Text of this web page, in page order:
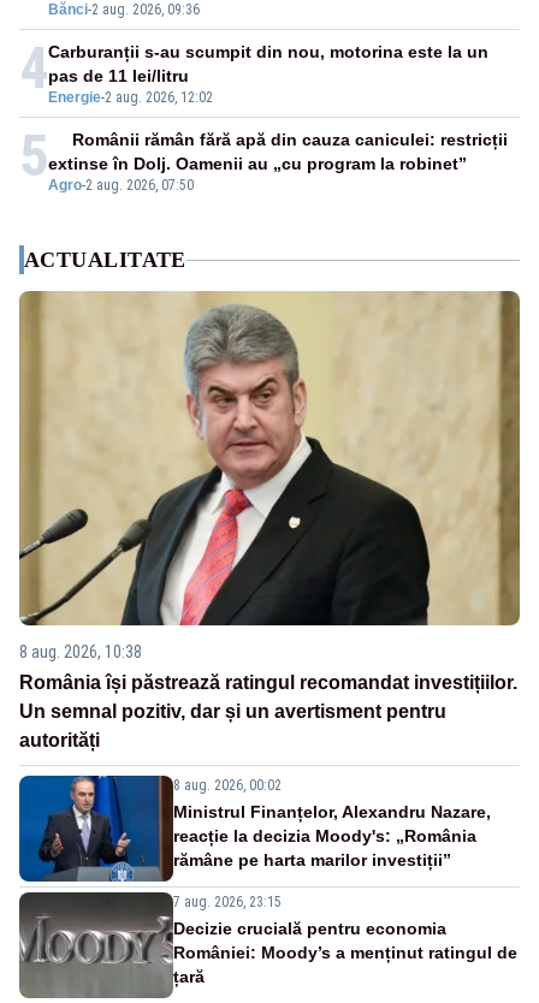
Bănci-2 aug. 2026, 09:36
4 Energie-2 aug. 2026, 12:02
Carburanții s-au scumpit din nou, motorina este la un
pas de 11 lei/litru
5Agro-2 aug. 2026, 07:50
Românii rămân fără apă din cauza caniculei: restricții
extinse în Dolj. Oamenii au „cu program la robinet”
ACTUALITATE
8 aug. 2026, 10:38
România își păstrează ratingul recomandat investițiilor.
Un semnal pozitiv, dar și un avertisment pentru
autorități
8 aug. 2026, 00:02
Ministrul Finanțelor, Alexandru Nazare,
reacție la decizia Moody's: „România
rămâne pe harta marilor investiții”
7 aug. 2026, 23:15
Decizie crucială pentru economia
României: Moody’s a menținut ratingul de
țară